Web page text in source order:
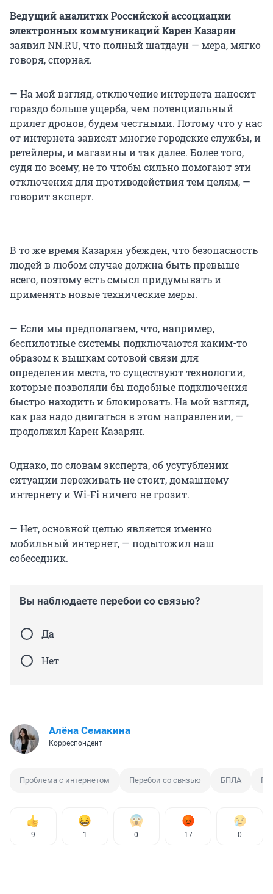
Ведущий аналитик Российской ассоциации
электронных коммуникаций Карен Казарян
заявил NN.RU, что полный шатдаун — мера, мягко
говоря, спорная.
— На мой взгляд, отключение интернета наносит
гораздо больше ущерба, чем потенциальный
прилет дронов, будем честными. Потому что у нас
от интернета зависят многие городские службы, и
ретейлеры, и магазины и так далее. Более того,
судя по всему, не то чтобы сильно помогают эти
отключения для противодействия тем целям, —
говорит эксперт.
В то же время Казарян убежден, что безопасность
людей в любом случае должна быть превыше
всего, поэтому есть смысл придумывать и
применять новые технические меры.
— Если мы предполагаем, что, например,
беспилотные системы подключаются каким-то
образом к вышкам сотовой связи для
определения места, то существуют технологии,
которые позволяли бы подобные подключения
быстро находить и блокировать. На мой взгляд,
как раз надо двигаться в этом направлении, —
продолжил Карен Казарян.
Однако, по словам эксперта, об усугублении
ситуации переживать не стоит, домашнему
интернету и Wi-Fi ничего не грозит.
— Нет, основной целью является именно
мобильный интернет, — подытожил наш
собеседник.
Вы наблюдаете перебои со связью?
Да
Нет
Алёна Семакина
Корреспондент
Проблема с интернетом Перебои со связью БПЛА
9 1 0 17 0